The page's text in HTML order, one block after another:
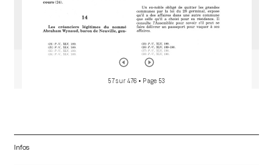
57 sur 476 • Page 53
Infos